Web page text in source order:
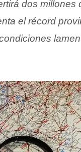
dos millones
el récord